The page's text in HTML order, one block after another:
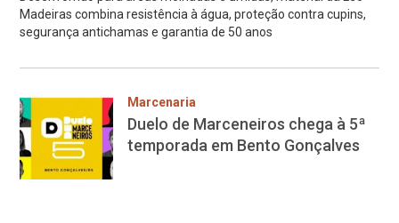
Madeiras combina resistência à água, proteção contra cupins,
segurança antichamas e garantia de 50 anos
Marcenaria
Duelo de Marceneiros chega à 5ª
temporada em Bento Gonçalves